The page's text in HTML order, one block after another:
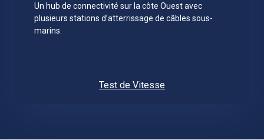
Un hub de connectivité sur la côte Ouest avec
plusieurs stations d’atterrissage de câbles sous-
marins.
Test de Vitesse